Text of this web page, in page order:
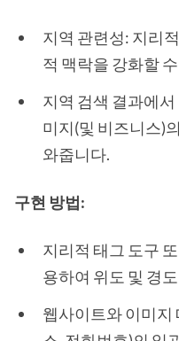
지역 관련성: 지리
적 맥락을 강화할
지역 검색 결과에
미지(및 비즈니스)
와줍니다.
구현 방법:
지리적 태그 도구
용하여 위도 및 경
웹사이트와 이미지